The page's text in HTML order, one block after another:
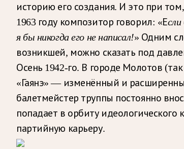
историю его создания. И это при
1963 году композитор говорил: «Е
я бы никогда его не написал!» Одним
возникшей, можно сказать под
Осень 1942-го. В городе Молотов
«Гаянэ» — изменённый и
балетмейстер труппы постоянно
попадает в орбиту
партийную карьеру.